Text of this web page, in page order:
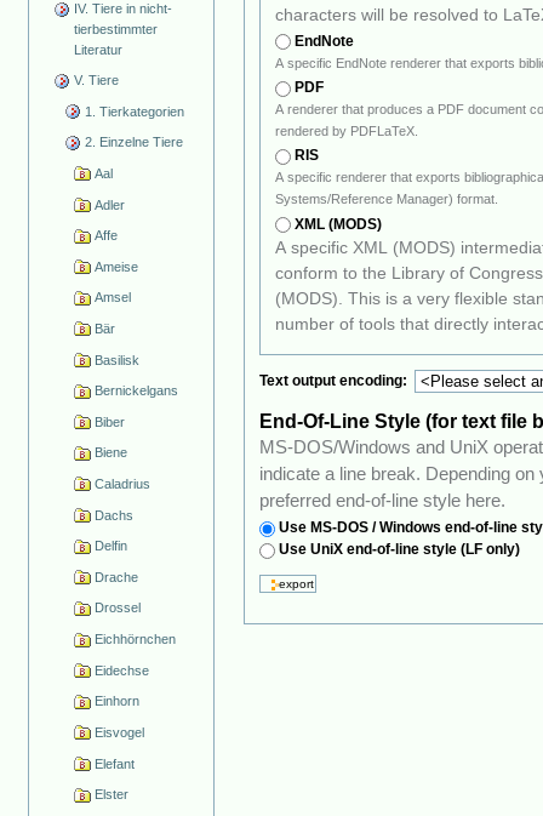
IV. Tiere in nicht-
tierbestimmter
Literatur
V. Tiere
1. Tierkategorien
2. Einzelne Tiere
Aal
Adler
Affe
Ameise
Amsel
Bär
Basilisk
Bernickelgans
Biber
Biene
Caladrius
Dachs
Delfin
Drache
Drossel
Eichhörnchen
Eidechse
Einhorn
Eisvogel
Elefant
Elster
characters will be resolved to
EndNote
PDF
A renderer that produces a PDF document
rendered by PDFLaTeX.
RIS
A specific renderer that exports
Systems/Reference Manager) format.
XML (MODS)
A specific XML (MODS)
conform to the Library of Congress's Metadata Object Description Schema
(MODS). This is a very flexible standard that should prove quite
number of tools that directly
Text output encoding:
End-Of-Line Style (for text file
MS-DOS/Windows and UniX
indicate a line break. Depending on your favourite operating system, select your
preferred end-of-line style here.
Use MS-DOS / Windows end-of-line
Use UniX end-of-line style (LF only)